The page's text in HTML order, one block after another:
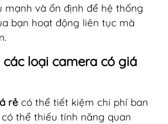
mạnh và ổn định để hệ thống
bạn hoạt động liên tục mà
các loại camera có giá
rẻ có thể tiết kiệm chi phí ban
thể thiếu tính năng quan